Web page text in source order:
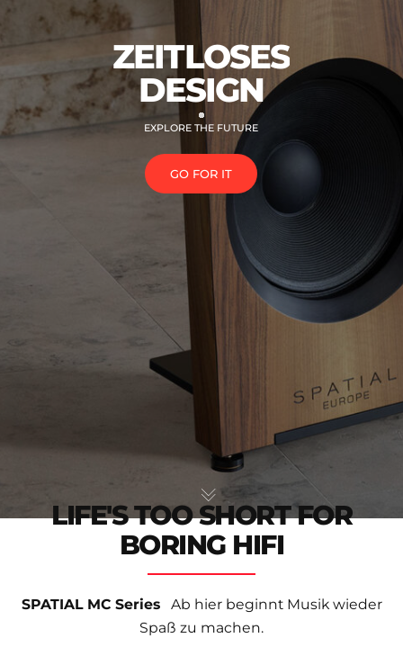
ZEITLOSES
DESIGN
EXPLORE THE FUTURE
GO FOR IT
LIFE'S TOO SHORT FOR
BORING HIFI
SPATIAL MC Series
Ab hier beginnt Musik wieder
Spaß zu machen.